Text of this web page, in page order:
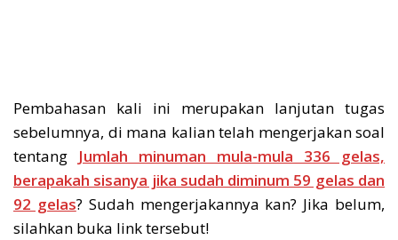
Pembahasan kali ini merupakan lanjutan tugas
sebelumnya, di mana kalian telah mengerjakan soal
tentang Jumlah minuman mula-mula 336 gelas,
berapakah sisanya jika sudah diminum 59 gelas dan
92 gelas? Sudah mengerjakannya kan? Jika belum,
silahkan buka link tersebut!